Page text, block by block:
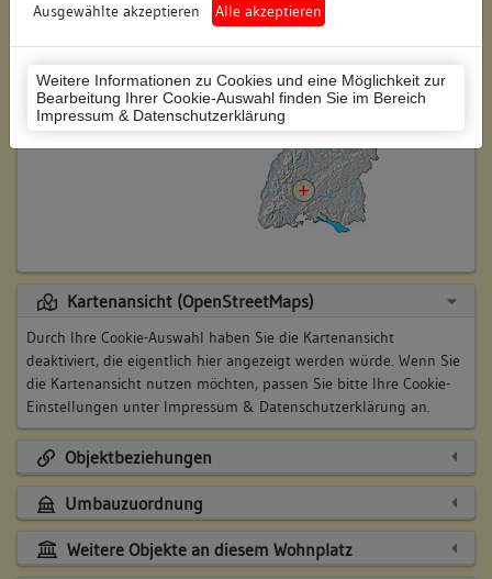
Ausgewählte akzeptieren Alle akzeptieren
Weitere Informationen zu Cookies und eine Möglichkeit zur
Bearbeitung Ihrer Cookie-Auswahl finden Sie im Bereich
Impressum & Datenschutzerklärung
Historischer Straßenname: keiner
Lage des Wohnplatzes:
Kartenansicht (OpenStreetMaps)
Durch Ihre Cookie-Auswahl haben Sie die Kartenansicht
deaktiviert, die eigentlich hier angezeigt werden würde. Wenn Sie
die Kartenansicht nutzen möchten, passen Sie bitte Ihre Cookie-
Einstellungen unter Impressum & Datenschutzerklärung an.
Objektbeziehungen
Umbauzuordnung
Weitere Objekte an diesem Wohnplatz